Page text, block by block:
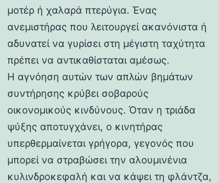
μοτέρ ή χαλαρά πτερύγια. Ένας
ανεμιστήρας που λειτουργεί ακανόνιστα ή
αδυνατεί να γυρίσει στη μέγιστη ταχύτητα
πρέπει να αντικαθίσταται αμέσως.
Η αγνόηση αυτών των απλών βημάτων
συντήρησης κρύβει σοβαρούς
οικονομικούς κινδύνους. Όταν η τριάδα
ψύξης αποτυγχάνει, ο κινητήρας
υπερθερμαίνεται γρήγορα, γεγονός που
μπορεί να στραβώσει την αλουμινένια
κυλινδροκεφαλή και να κάψει τη φλάντζα,